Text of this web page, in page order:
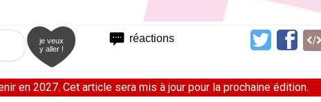
réactions
je veux
y aller !
en 2027. Cet article sera mis à jour pour la prochaine édition.